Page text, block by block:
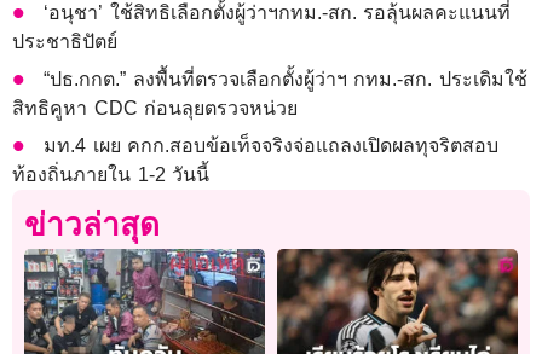
‘อนุชา’ ใช้สิทธิเลือกตั้งผู้ว่าฯกทม.-สก. รอลุ้นผลคะแนนที่
ประชาธิปัตย์
“ปธ.กกต.” ลงพื้นที่ตรวจเลือกตั้งผู้ว่าฯ กทม.-สก. ประเดิมใช้
สิทธิคูหา CDC ก่อนลุยตรวจหน่วย
มท.4 เผย คกก.สอบข้อเท็จจริงจ่อแถลงเปิดผลทุจริตสอบ
ท้องถิ่นภายใน 1-2 วันนี้
ข่าวล่าสุด